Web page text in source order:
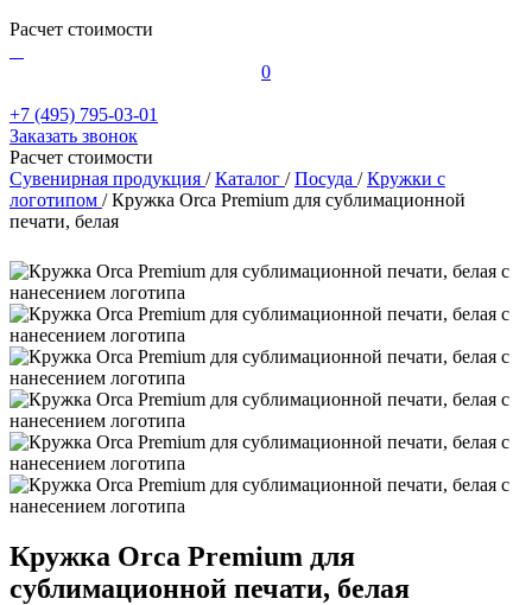
Расчет стоимости
0
+7 (495) 795-03-01
Заказать звонок
Расчет стоимости
Сувенирная продукция / Каталог / Посуда / Кружки с
логотипом / Кружка Orca Premium для сублимационной
печати, белая
Кружка Orca Premium для
сублимационной печати, белая